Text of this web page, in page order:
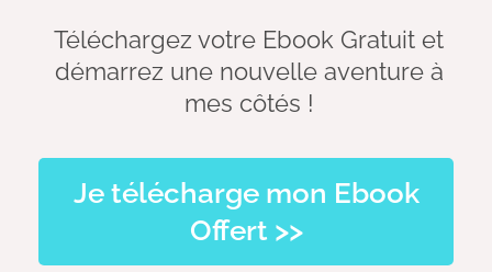
Téléchargez votre Ebook Gratuit et
démarrez une nouvelle aventure à
mes côtés !
Je télécharge mon Ebook
Offert >>